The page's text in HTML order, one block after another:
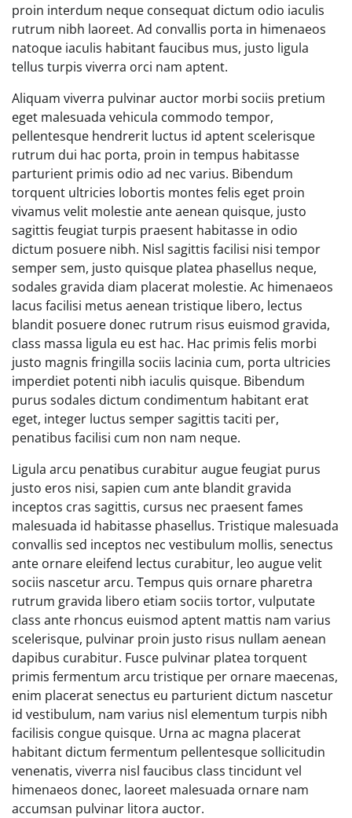
proin interdum neque consequat dictum odio iaculis
rutrum nibh laoreet. Ad convallis porta in himenaeos
natoque iaculis habitant faucibus mus, justo ligula
tellus turpis viverra orci nam aptent.
Aliquam viverra pulvinar auctor morbi sociis pretium
eget malesuada vehicula commodo tempor,
pellentesque hendrerit luctus id aptent scelerisque
rutrum dui hac porta, proin in tempus habitasse
parturient primis odio ad nec varius. Bibendum
torquent ultricies lobortis montes felis eget proin
vivamus velit molestie ante aenean quisque, justo
sagittis feugiat turpis praesent habitasse in odio
dictum posuere nibh. Nisl sagittis facilisi nisi tempor
semper sem, justo quisque platea phasellus neque,
sodales gravida diam placerat molestie. Ac himenaeos
lacus facilisi metus aenean tristique libero, lectus
blandit posuere donec rutrum risus euismod gravida,
class massa ligula eu est hac. Hac primis felis morbi
justo magnis fringilla sociis lacinia cum, porta ultricies
imperdiet potenti nibh iaculis quisque. Bibendum
purus sodales dictum condimentum habitant erat
eget, integer luctus semper sagittis taciti per,
penatibus facilisi cum non nam neque.
Ligula arcu penatibus curabitur augue feugiat purus
justo eros nisi, sapien cum ante blandit gravida
inceptos cras sagittis, cursus nec praesent fames
malesuada id habitasse phasellus. Tristique malesuada
convallis sed inceptos nec vestibulum mollis, senectus
ante ornare eleifend lectus curabitur, leo augue velit
sociis nascetur arcu. Tempus quis ornare pharetra
rutrum gravida libero etiam sociis tortor, vulputate
class ante rhoncus euismod aptent mattis nam varius
scelerisque, pulvinar proin justo risus nullam aenean
dapibus curabitur. Fusce pulvinar platea torquent
primis fermentum arcu tristique per ornare maecenas,
enim placerat senectus eu parturient dictum nascetur
id vestibulum, nam varius nisl elementum turpis nibh
facilisis congue quisque. Urna ac magna placerat
habitant dictum fermentum pellentesque sollicitudin
venenatis, viverra nisl faucibus class tincidunt vel
himenaeos donec, laoreet malesuada ornare nam
accumsan pulvinar litora auctor.